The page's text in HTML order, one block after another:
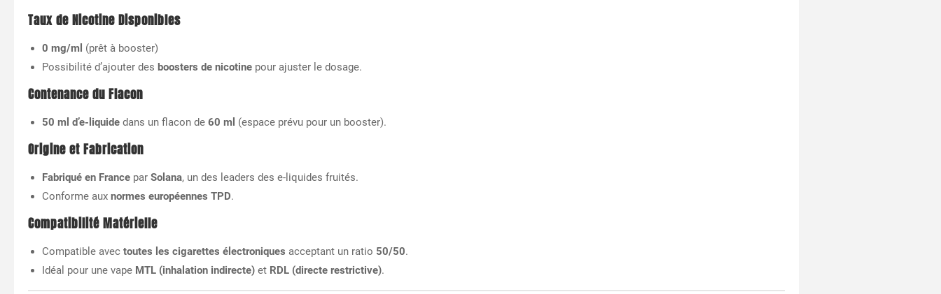
Taux de Nicotine Disponibles
0 mg/ml (prêt à booster)
Possibilité d’ajouter des boosters de nicotine pour ajuster le dosage.
Contenance du Flacon
50 ml d’e-liquide dans un flacon de 60 ml (espace prévu pour un booster).
Origine et Fabrication
Fabriqué en France par Solana, un des leaders des e-liquides fruités.
Conforme aux normes européennes TPD.
Compatibilité Matérielle
Compatible avec toutes les cigarettes électroniques acceptant un ratio 50/50.
Idéal pour une vape MTL (inhalation indirecte) et RDL (directe restrictive).